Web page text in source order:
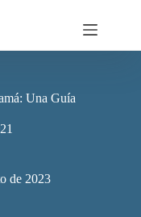
Una Guía
de 2023